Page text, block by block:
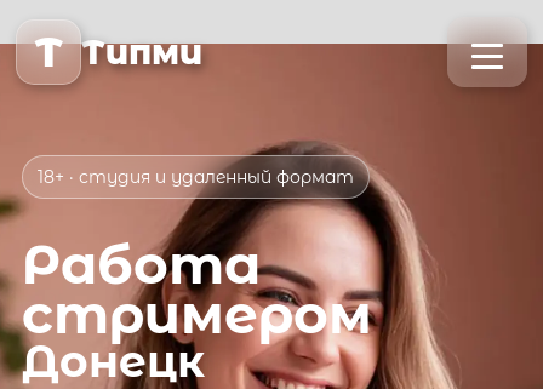
T Типми
18+ · студия и удаленный формат
Работа
стримером
Донецк